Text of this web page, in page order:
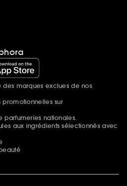
des marques exclues de nos
promotionnelles sur
parfumeries nationales.
aux ingrédients sélectionnés avec